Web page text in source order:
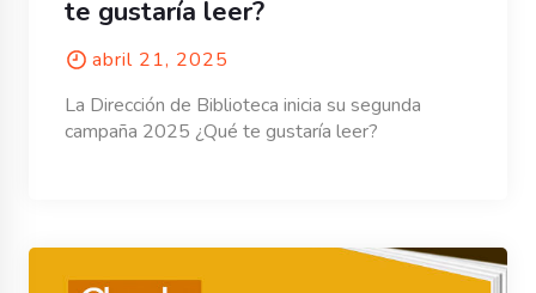
te gustaría leer?
abril 21, 2025
La Dirección de Biblioteca inicia su segunda
campaña 2025 ¿Qué te gustaría leer?